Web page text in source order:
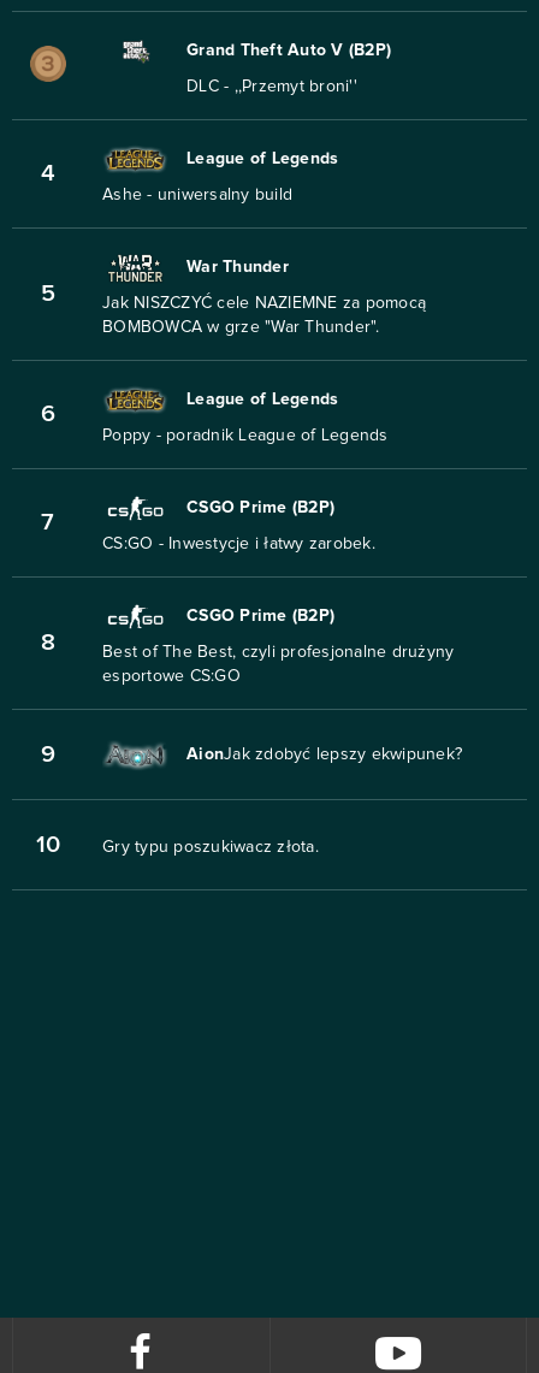
Grand Theft Auto V (B2P)
DLC - ,,Przemyt broni''
4
League of Legends
Ashe - uniwersalny build
5
War Thunder
Jak NISZCZYĆ cele NAZIEMNE za pomocą
BOMBOWCA w grze "War Thunder".
6
League of Legends
Poppy - poradnik League of Legends
7
CSGO Prime (B2P)
CS:GO - Inwestycje i łatwy zarobek.
8
CSGO Prime (B2P)
Best of The Best, czyli profesjonalne drużyny
esportowe CS:GO
9 AionJak zdobyć lepszy ekwipunek?
10 Gry typu poszukiwacz złota.